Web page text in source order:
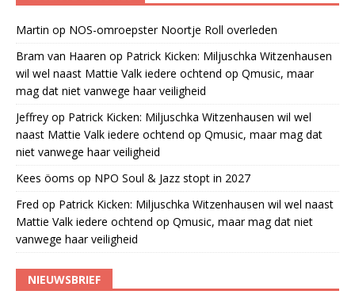
Martin op NOS-omroepster Noortje Roll overleden
Bram van Haaren op Patrick Kicken: Miljuschka Witzenhausen
wil wel naast Mattie Valk iedere ochtend op Qmusic, maar
mag dat niet vanwege haar veiligheid
Jeffrey op Patrick Kicken: Miljuschka Witzenhausen wil wel
naast Mattie Valk iedere ochtend op Qmusic, maar mag dat
niet vanwege haar veiligheid
Kees öoms op NPO Soul & Jazz stopt in 2027
Fred op Patrick Kicken: Miljuschka Witzenhausen wil wel naast
Mattie Valk iedere ochtend op Qmusic, maar mag dat niet
vanwege haar veiligheid
NIEUWSBRIEF